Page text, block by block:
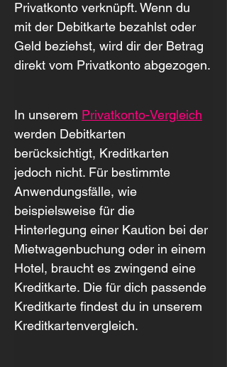
Privatkonto verknüpft. Wenn du
mit der Debitkarte bezahlst oder
Geld beziehst, wird dir der Betrag
direkt vom Privatkonto abgezogen.
In unserem Privatkonto-Vergleich
werden Debitkarten
berücksichtigt, Kreditkarten
jedoch nicht. Für bestimmte
Anwendungsfälle, wie
beispielsweise für die
Hinterlegung einer Kaution bei der
Mietwagenbuchung oder in einem
Hotel, braucht es zwingend eine
Kreditkarte. Die für dich passende
Kreditkarte findest du in unserem
Kreditkartenvergleich.